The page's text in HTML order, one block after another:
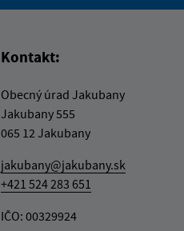
Kontakt:
Obecný úrad Jakubany
Jakubany 555
065 12 Jakubany
jakubany@jakubany.sk
+421 524 283 651
IČO: 00329924